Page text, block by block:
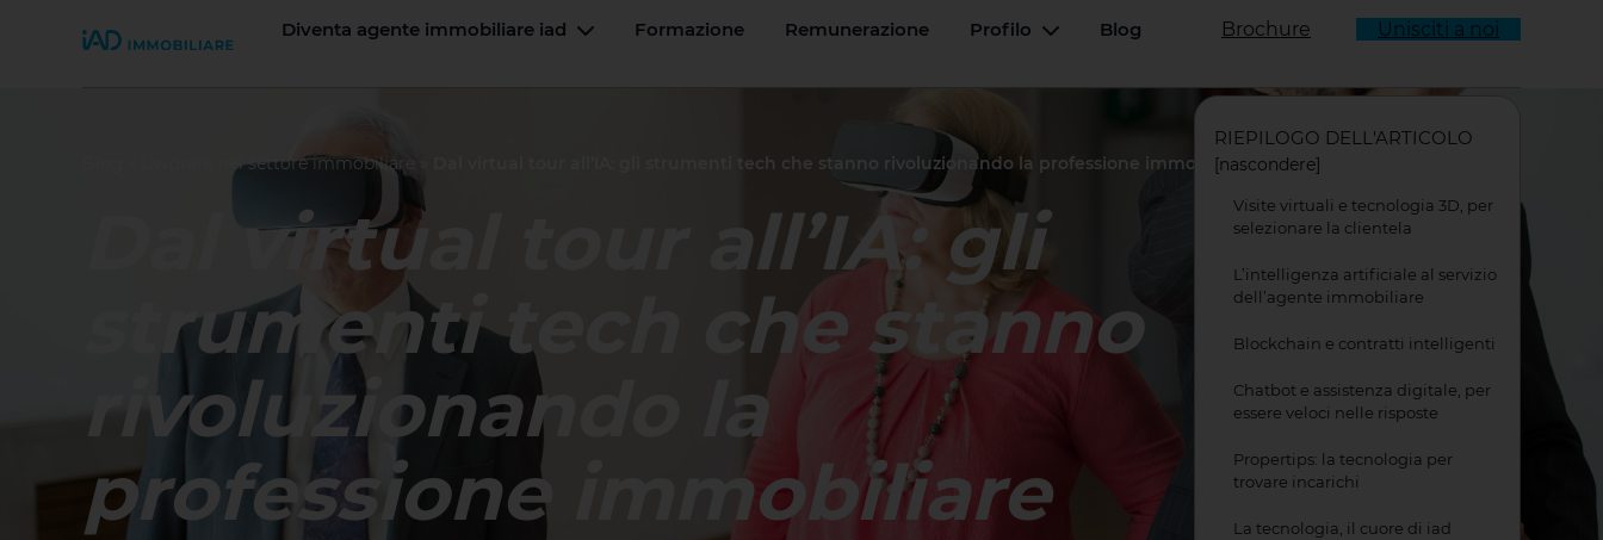
Join iad Italia Diventa agente immobiliare iad Menu a tendina
Formazione Remunerazione Profilo Menu a tendina
Blog Brochure Unisciti a noi
Lavorare nel settore immobiliare Dal virtual tour all’IA: gli strumenti tech che stanno rivoluzionando la professione immobiliare
Dal virtual tour all’IA: gli
strumenti tech che stanno
rivoluzionando la
professione immobiliare
RIEPILOGO DELL'ARTICOLO
[nascondere]
Visite virtuali e tecnologia 3D, per
selezionare la clientela
L’intelligenza artificiale al servizio
dell’agente immobiliare
Blockchain e contratti intelligenti
Chatbot e assistenza digitale, per
essere veloci nelle risposte
Propertips: la tecnologia per
trovare incarichi
La tecnologia, il cuore di iad